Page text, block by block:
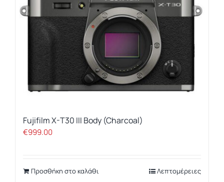
Fujifilm X-T30 III Body (Charcoal)
€999.00
Προσθήκη στο καλάθι Λεπτομέρειες